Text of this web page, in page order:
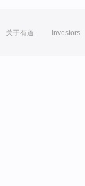
关于有道 Investors